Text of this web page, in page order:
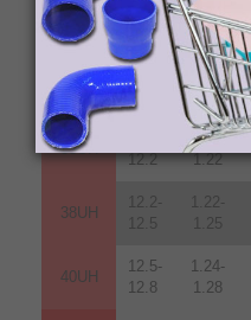
30UH
10.8-
11.3
1.08-
1.13
33UH
11.3-
11.7
1.13-
1.17
35UH
12.2
1.18-
1.22
38UH
12.2-
12.5
1.22-
1.25
40UH
12.5-
12.8
1.24-
1.28